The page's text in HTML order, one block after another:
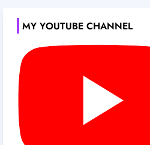
MY YOUTUBE CHANNEL